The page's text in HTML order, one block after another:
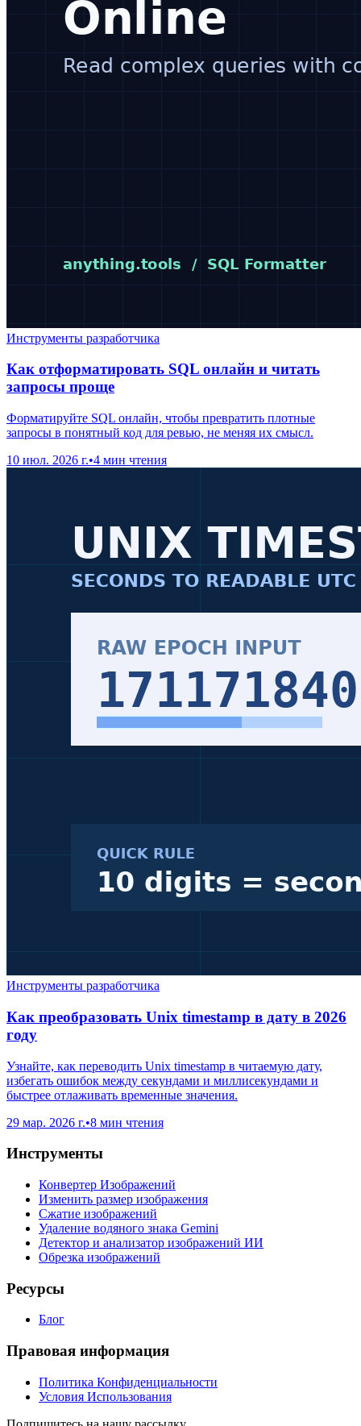
Инструменты разработчика
Как отформатировать SQL онлайн и читать
запросы проще
Форматируйте SQL онлайн, чтобы превратить плотные
запросы в понятный код для ревью, не меняя их смысл.
10 июл. 2026 г.•4 мин чтения
Инструменты разработчика
Как преобразовать Unix timestamp в дату в 2026
году
Узнайте, как переводить Unix timestamp в читаемую дату,
избегать ошибок между секундами и миллисекундами и
быстрее отлаживать временные значения.
29 мар. 2026 г.•8 мин чтения
Инструменты
Конвертер Изображений
Изменить размер изображения
Сжатие изображений
Удаление водяного знака Gemini
Детектор и анализатор изображений ИИ
Обрезка изображений
Ресурсы
Блог
Правовая информация
Политика Конфиденциальности
Условия Использования